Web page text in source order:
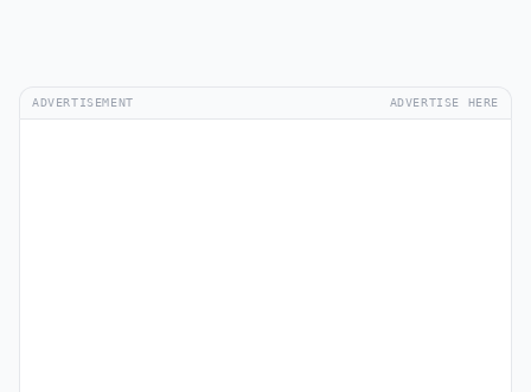
ADVERTISEMENT ADVERTISE HERE